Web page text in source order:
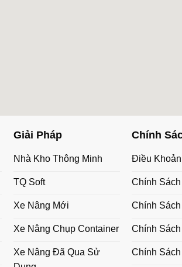
Giải Pháp
Nhà Kho Thông Minh
TQ Soft
Xe Nâng Mới
Xe Nâng Chụp Container
Xe Nâng Đã Qua Sử
Chính
Điều
Chính
Chính
Chính
Chính